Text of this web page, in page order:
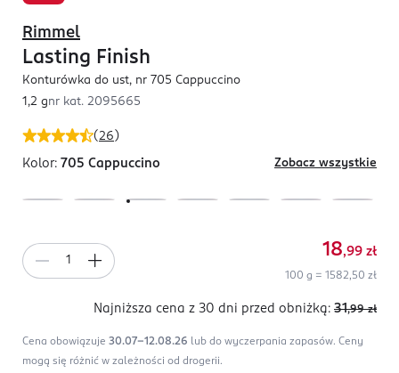
(26 )
Rimmel
Lasting Finish
Konturówka do ust, nr 705 Cappuccino
1,2 gnr kat. 2095665
Kolor: 705 Cappuccino Zobacz wszystkie
18,99 zł
100 g = 1582,50 zł
Najniższa cena z 30 dni przed obniżką: 31,99 zł
Cena obowiązuje 30.07-12.08.26 lub do wyczerpania zapasów. Ceny
mogą się różnić w zależności od drogerii.